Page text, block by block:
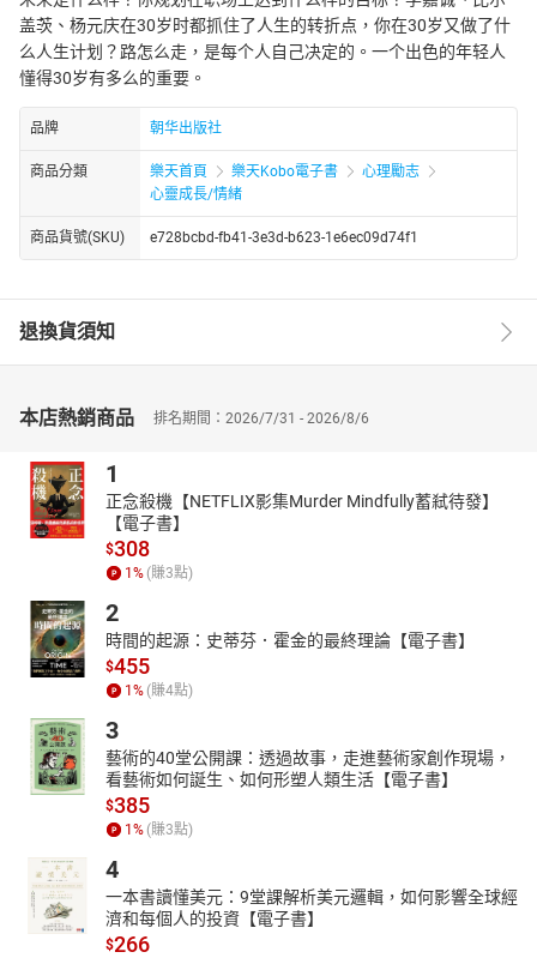
盖茨、杨元庆在30岁时都抓住了人生的转折点，你在30岁又做了什
么人生计划？路怎么走，是每个人自己决定的。一个出色的年轻人
懂得30岁有多么的重要。
品牌 朝华出版社
商品分類 樂天首頁 樂天Kobo電子書
心理勵志
心靈成長/情緒
商品貨號(SKU) e728bcbd-fb41-3e3d-b623-1e6ec09d74f1
退換貨須知
本店熱銷商品 排名期間：2026/7/31 - 2026/8/6
1
正念殺機【NETFLIX影集Murder Mindfully蓄弒待發】
【電子書】
$308
1% (賺3點)
2
時間的起源：史蒂芬．霍金的最終理論【電子書】
$455
1% (賺4點)
3
藝術的40堂公開課：透過故事，走進藝術家創作現場，
看藝術如何誕生、如何形塑人類生活【電子書】
$385
1% (賺3點)
4
一本書讀懂美元：9堂課解析美元邏輯，如何影響全球經
濟和每個人的投資【電子書】
$266